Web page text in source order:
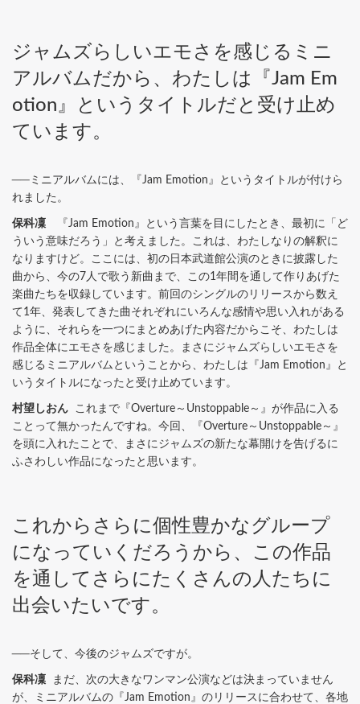
ジャムズらしいエモさを感じるミニ
アルバムだから、わたしは『Jam Em
otion』というタイトルだと受け止め
ています。
──ミニアルバムには、『Jam Emotion』というタイトルが付けら
れました。
保科凜 『Jam Emotion』という言葉を目にしたとき、最初に「ど
ういう意味だろう」と考えました。これは、わたしなりの解釈に
なりますけど。ここには、初の日本武道館公演のときに披露した
曲から、今の7人で歌う新曲まで、この1年間を通して作りあげた
楽曲たちを収録しています。前回のシングルのリリースから数え
て1年、発表してきた曲それぞれにいろんな感情や思い入れがある
ように、それらを一つにまとめあげた内容だからこそ、わたしは
作品全体にエモさを感じました。まさにジャムズらしいエモさを
感じるミニアルバムということから、わたしは『Jam Emotion』と
いうタイトルになったと受け止めています。
村望しおん これまで『Overture～Unstoppable～』が作品に入る
ことって無かったんですね。今回、『Overture～Unstoppable～』
を頭に入れたことで、まさにジャムズの新たな幕開けを告げるに
ふさわしい作品になったと思います。
これからさらに個性豊かなグループ
になっていくだろうから、この作品
を通してさらにたくさんの人たちに
出会いたいです。
──そして、今後のジャムズですが。
保科凜 まだ、次の大きなワンマン公演などは決まっていません
が、ミニアルバムの『Jam Emotion』のリリースに合わせて、各地